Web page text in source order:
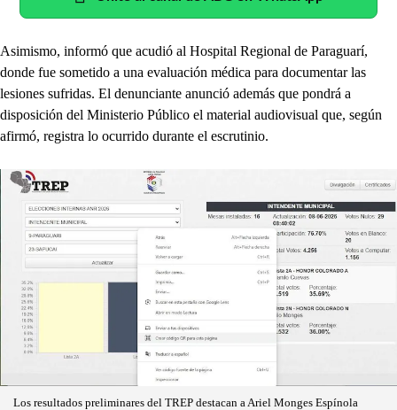
Asimismo, informó que acudió al Hospital Regional de Paraguarí,
donde fue sometido a una evaluación médica para documentar las
lesiones sufridas. El denunciante anunció además que pondrá a
disposición del Ministerio Público el material audiovisual que, según
afirmó, registra lo ocurrido durante el escrutinio.
Los resultados preliminares del TREP destacan a Ariel Monges Espínola